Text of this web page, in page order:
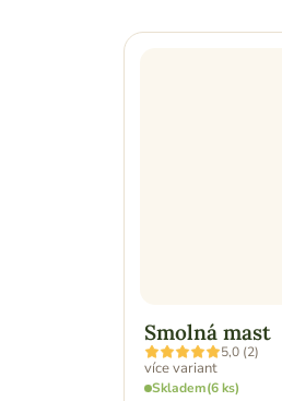
Smolná mast
Průměrné
hodnocení
produktu
je
5,0 (2)
více variant
Skladem(6 ks)